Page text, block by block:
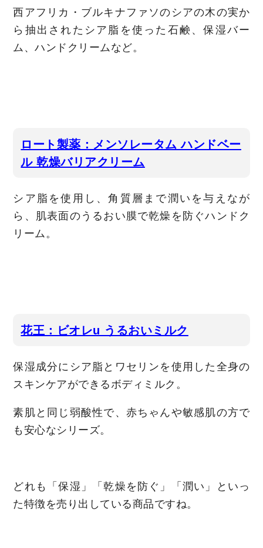
西アフリカ・ブルキナファソのシアの木の実か
ら抽出されたシア脂を使った石鹸、保湿バー
ム、ハンドクリームなど。
ロート製薬：メンソレータム ハンドベー
ル 乾燥バリアクリーム
シア脂を使用し、角質層まで潤いを与えなが
ら、肌表面のうるおい膜で乾燥を防ぐハンドク
リーム。
花王：ビオレu うるおいミルク
保湿成分にシア脂とワセリンを使用した全身の
スキンケアができるボディミルク。
素肌と同じ弱酸性で、赤ちゃんや敏感肌の方で
も安心なシリーズ。
どれも「保湿」「乾燥を防ぐ」「潤い」といっ
た特徴を売り出している商品ですね。